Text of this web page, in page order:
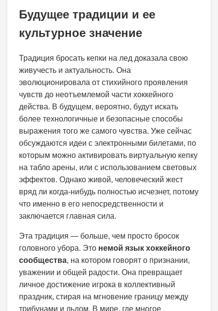
Будущее традиции и ее
культурное значение
Традиция бросать кепки на лед доказала свою
живучесть и актуальность. Она
эволюционировала от стихийного проявления
чувств до неотъемлемой части хоккейного
действа. В будущем, вероятно, будут искать
более технологичные и безопасные способы
выражения того же самого чувства. Уже сейчас
обсуждаются идеи с электронными билетами, по
которым можно активировать виртуальную кепку
на табло арены, или с использованием световых
эффектов. Однако живой, человеческий жест
вряд ли когда-нибудь полностью исчезнет, потому
что именно в его непосредственности и
заключается главная сила.
Эта традиция — больше, чем просто бросок
головного убора. Это немой язык хоккейного
сообщества, на котором говорят о признании,
уважении и общей радости. Она превращает
личное достижение игрока в коллективный
праздник, стирая на мгновение границу между
трибунами и льдом. В мире, где многое